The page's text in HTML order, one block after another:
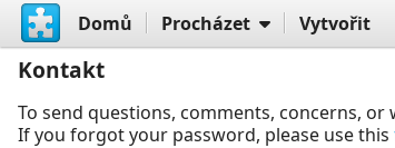
Domů Procházet Vytvořit
Kontakt
To send questions, comments, concerns,
If you forgot your password, please use this